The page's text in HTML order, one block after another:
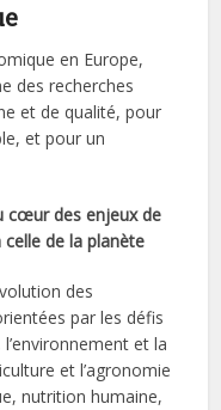
en Europe,
des recherches
et de qualité, pour
et pour un
cœur des enjeux de
celle de la planète
des
par les défis
et la
et l’agronomie
nutrition humaine,